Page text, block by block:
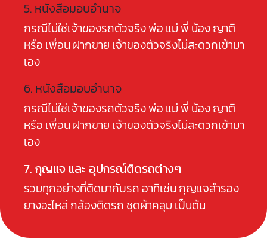
5. หนังสือมอบอำนาจ
กรณีไม่ใช่เจ้าของรถตัวจริง พ่อ แม่ พี่ น้อง ญาติ
หรือ เพื่อน ฝากขาย เจ้าของตัวจริงไม่สะดวกเข้ามา
เอง
6. หนังสือมอบอำนาจ
กรณีไม่ใช่เจ้าของรถตัวจริง พ่อ แม่ พี่ น้อง ญาติ
หรือ เพื่อน ฝากขาย เจ้าของตัวจริงไม่สะดวกเข้ามา
เอง
7. กุญแจ และ อุปกรณ์ติดรถต่างๆ
รวมทุกอย่างที่ติดมากับรถ อาทิเช่น กุญแจสำรอง
ยางอะไหล่ กล้องติดรถ ชุดผ้าคลุม เป็นต้น